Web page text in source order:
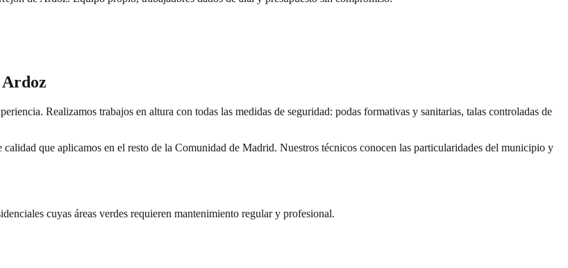
Realizamos trabajos en altura con todas las medidas de seguridad: podas formativas y sanitarias, talas controladas de
que aplicamos en el resto de la Comunidad de Madrid. Nuestros técnicos conocen las particularidades del municipio y
cuyas áreas verdes requieren mantenimiento regular y profesional.